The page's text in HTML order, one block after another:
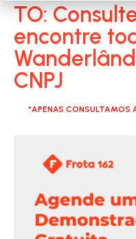
TO:
encontre
CNPJ
*APENAS CONSULTAMOS